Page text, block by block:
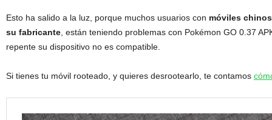
Esto ha salido a la luz, porque muchos usuarios con móviles
su fabricante , están teniendo problemas con Pokémon GO 0.37
repente su dispositivo no es compatible.
Si tienes tu móvil rooteado, y quieres desrootearlo, te contamos